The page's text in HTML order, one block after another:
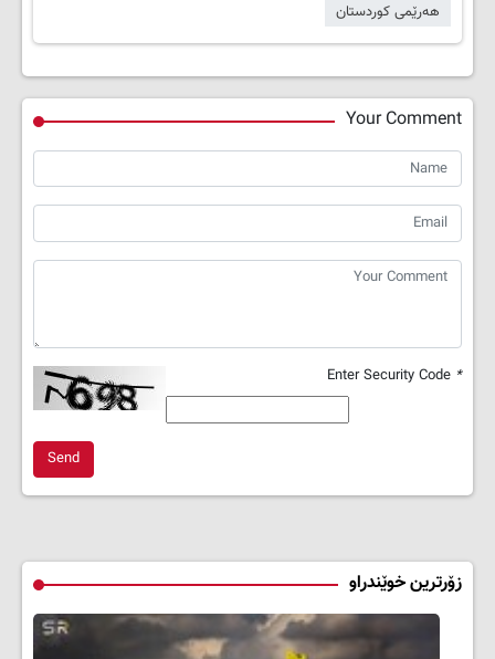
هەرێمی کوردستان
Your Comment
*
Send
زۆرترین خوێندراو